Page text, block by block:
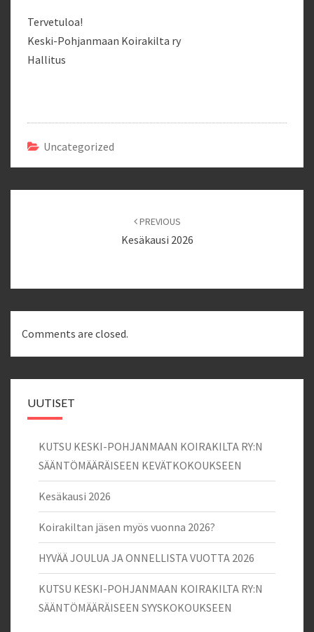
Tervetuloa!
Keski-Pohjanmaan Koirakilta ry
Hallitus
Uncategorized
PREVIOUS
Kesäkausi 2026
Comments are closed.
UUTISET
KUTSU KESKI-POHJANMAAN KOIRAKILTA RY:N
SÄÄNTÖMÄÄRÄISEEN KEVÄTKOKOUKSEEN
Kesäkausi 2026
Koirakiltan jäsen myös vuonna 2026?
HYVÄÄ JOULUA JA ONNELLISTA VUOTTA 2026
KUTSU KESKI-POHJANMAAN KOIRAKILTA RY:N
SÄÄNTÖMÄÄRÄISEEN SYYSKOKOUKSEEN